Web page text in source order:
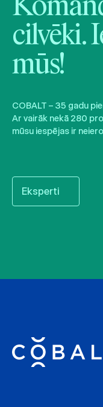
cilvēki.
mūs!
COBALT – 35 gadu
Ar vairāk nekā 280
mūsu iespējas ir
Eksperti